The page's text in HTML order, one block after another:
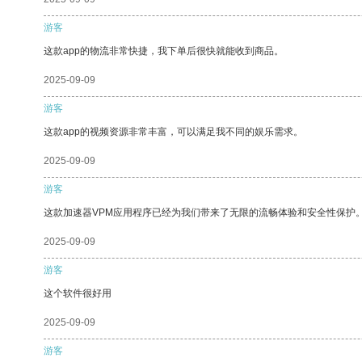
游客
这款app的物流非常快捷，我下单后很快就能收到商品。
2025-09-09
游客
这款app的视频资源非常丰富，可以满足我不同的娱乐需求。
2025-09-09
游客
这款加速器VPM应用程序已经为我们带来了无限的流畅体验和安全性保护
2025-09-09
游客
这个软件很好用
2025-09-09
游客